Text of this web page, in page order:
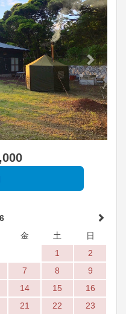
金 土
日
1
2
7 8
9
14 15
16
21 22 23